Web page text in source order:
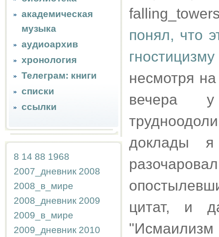
академическая
музыка
аудиоархив
хронология
Телеграм: книги
списки
ссылки
8 14 88 1968
2007_дневник 2008
2008_в_мире
2008_дневник 2009
2009_в_мире
2009_дневник 2010
понял, что
гностицизму
несмотря
вечера у
доклады
цитат, и